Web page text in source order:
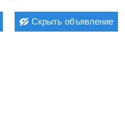
Скрыть объявление